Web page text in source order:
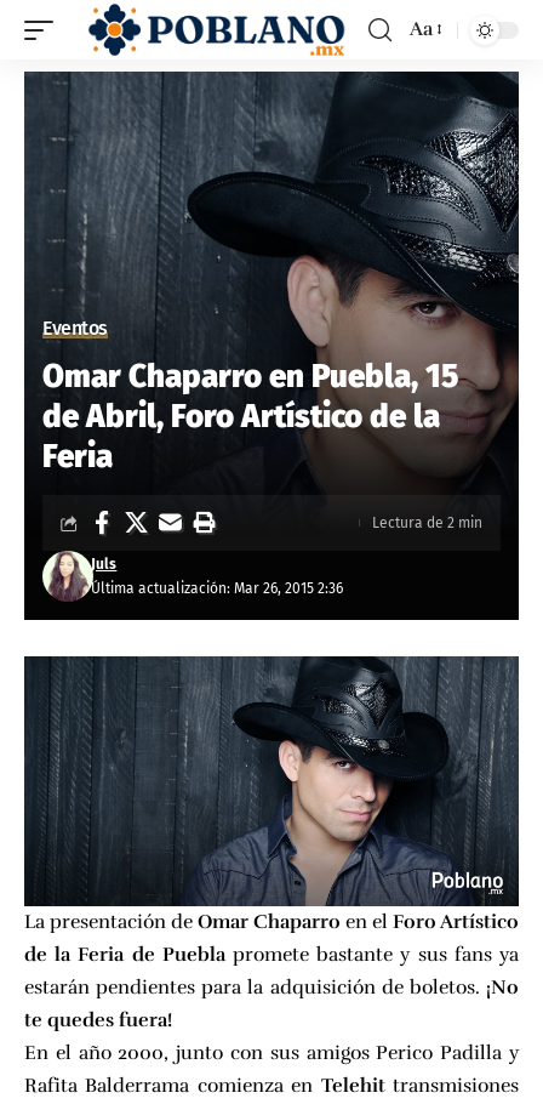
Aa
Eventos
Omar Chaparro en Puebla, 15
de Abril, Foro Artístico de la
Feria
Última actualización: Mar 26, 2015 2:36
Juls
Lectura de 2 min
La presentación de Omar Chaparro en el Foro Artístico
de la Feria de Pueblapromete bastante y sus fans ya
estarán pendientes para la adquisición de boletos. ¡No
te quedes fuera!
En el año 2000, junto con sus amigos Perico Padilla y
Rafita Balderrama comienza en Telehittransmisiones